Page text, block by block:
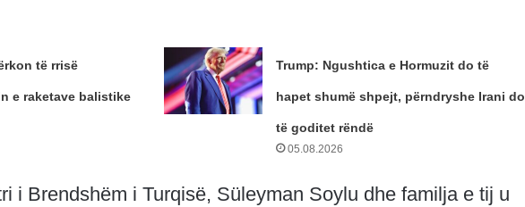
të rrisë
e raketave balistike
Trump: Ngushtica e Hormuzit do të
hapet shumë shpejt, përndryshe Irani do
të goditet rëndë
05.08.2026
i Brendshëm i Turqisë, Süleyman Soylu dhe familja e tij u